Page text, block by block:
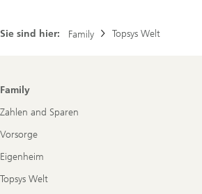
Sie sind hier: Family Topsys Welt
Footer
Navigation
Family
Zahlen and Sparen
Vorsorge
Eigenheim
Topsys Welt